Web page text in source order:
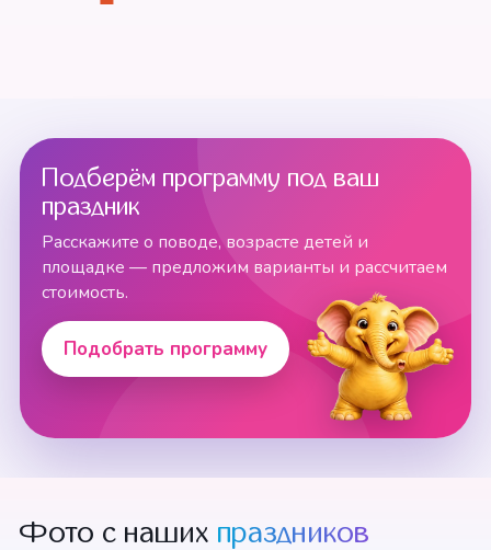
Подберём программу под ваш
праздник
Расскажите о поводе, возрасте детей и
площадке — предложим варианты и рассчитаем
стоимость.
Подобрать программу
Фото с наших праздников